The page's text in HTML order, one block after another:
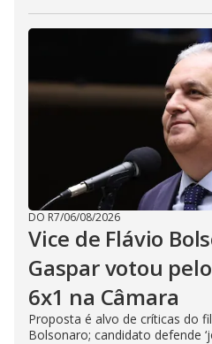
DO R7/06/08/2026
Vice de Flávio
Gaspar votou
6x1 na Câmara
Proposta é alvo de críticas do
Bolsonaro; candidato defende